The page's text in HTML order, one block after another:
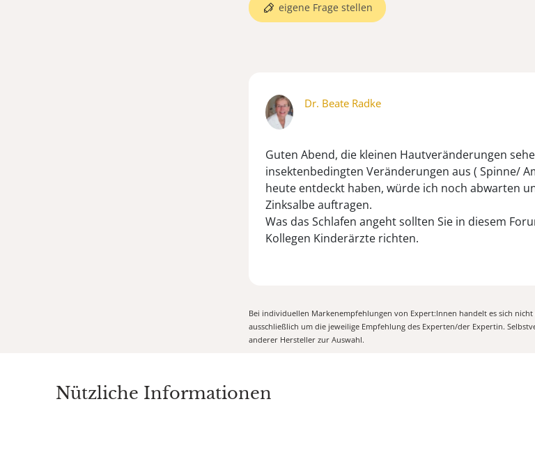
eigene Frage stellen
Dr. Beate Radke
Guten Abend, die kleinen Hautveränderungen
insektenbedingten Veränderungen aus ( Spinne/
heute entdeckt haben, würde ich noch abwarten
Zinksalbe auftragen.
Was das Schlafen angeht sollten Sie in diesem
Kollegen Kinderärzte richten.
Bei individuellen Markenempfehlungen von Expert:Innen handelt es sich
ausschließlich um die jeweilige Empfehlung des Experten/der Expertin.
anderer Hersteller zur Auswahl.
Nützliche Informationen